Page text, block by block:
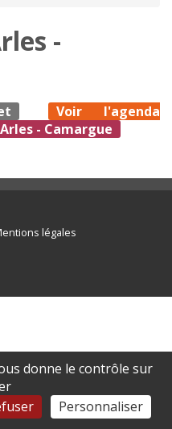
-
Voir l'agenda
- Camargue
légales
donne le contrôle sur
Personnaliser